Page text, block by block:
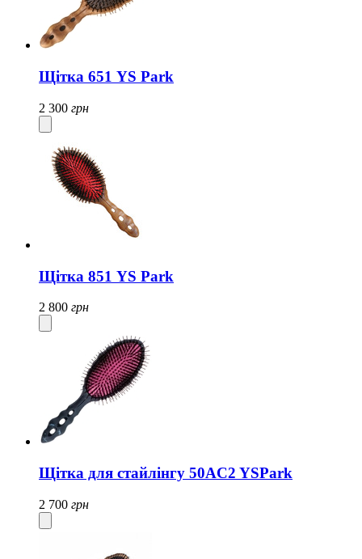
Щітка 651 YS Park
2 300 грн
Щітка 851 YS Park
2 800 грн
Щітка для стайлінгу 50AC2 YSPark
2 700 грн